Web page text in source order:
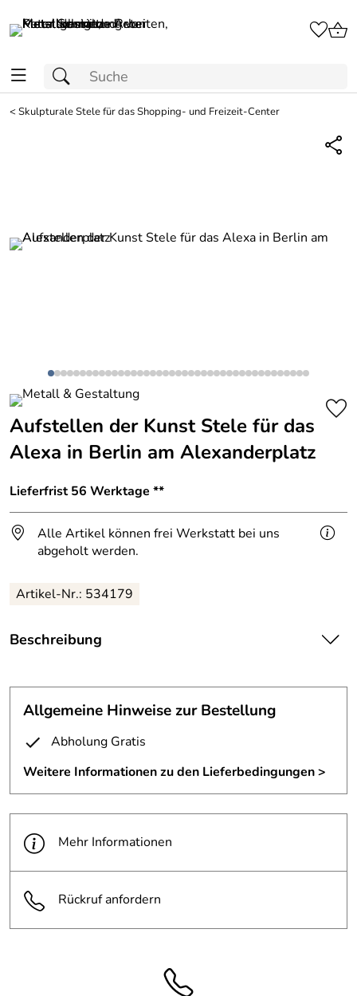
<Skulpturale Stele für das Shopping- und Freizeit-Center
Aufstellen der Kunst Stele für das
Alexa in Berlin am Alexanderplatz
Lieferfrist 56 Werktage **
Alle Artikel können frei Werkstatt bei uns
abgeholt werden.
Artikel-Nr.: 534179
Beschreibung
Alpha Signs GmbH - einem Deutschland- und europaweit
führendem Unternehmen für Lichtwerbung und Corporate
Design, beauftragt uns, die skulpturale Infostele in
Berlinzu konstruieren und zu fertigen.
Nun kann AlphaSigns die Leuchtbuchstaben installieren.
Bei den Lackierarbeiten wurden wir durch die
unterstützt.
Allgemeine Hinweise zur Bestellung
Abholung Gratis
Weitere Informationen zu den Lieferbedingungen >
Mehr Informationen
Rückruf anfordern